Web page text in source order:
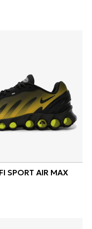
SPORT AIR MAX